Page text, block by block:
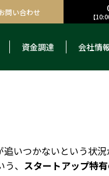
問い合わせ 【
資金調達 会社情
いつかないという状況
、 スタートアップ特